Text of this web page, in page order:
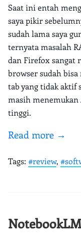
Saat ini entah
saya pikir
sudah lama saya
ternyata masalah
dan Firefox sangat
browser sudah
tab yang tidak aktif
masih
tinggi.
Read more →
Tags: #review,